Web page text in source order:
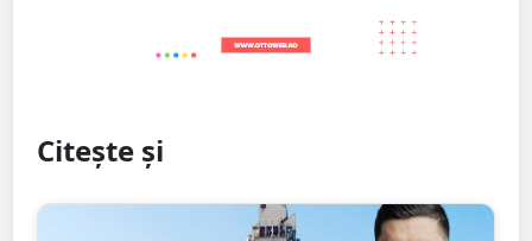
Citește și